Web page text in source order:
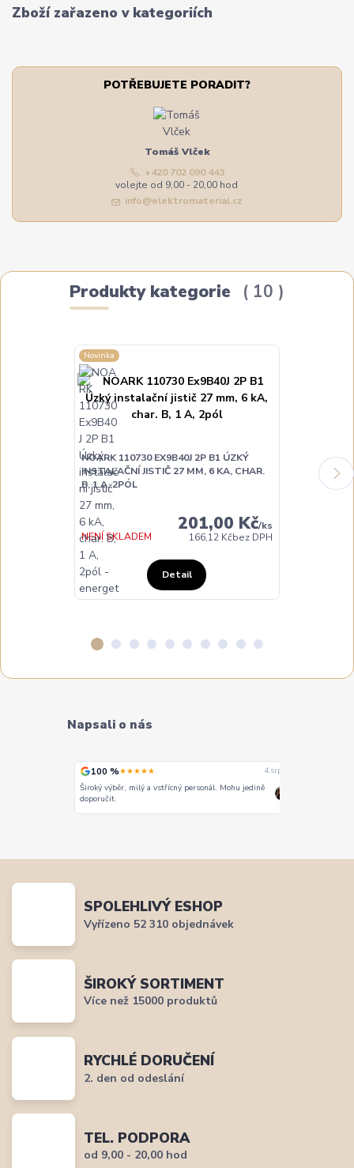
Zboží zařazeno v kategoriích
POTŘEBUJETE PORADIT?
Tomáš Vlček
+420 702 090 443
volejte od 9,00 - 20,00 hod
info@elektromaterial.cz
Produkty kategorie 10
Novinka
NOARK 110730 EX9B40J 2P B1 ÚZKÝ
INSTALAČNÍ JISTIČ 27 MM, 6 KA, CHAR.
B, 1 A, 2PÓL
201,00 Kč/ks
166,12 Kčbez DPH
NENÍ SKLADEM
Detail
NOARK
INSTALAČNÍ
B, 2 A, 2PÓL
Napsali o nás
100 %★★★★★ 3. srpna
Vše super
SPOLEHLIVÝ ESHOP
Vyřízeno 52 310 objednávek
ŠIROKÝ SORTIMENT
Více než 15000 produktů
RYCHLÉ DORUČENÍ
2. den od odeslání
TEL. PODPORA
od 9,00 - 20,00 hod